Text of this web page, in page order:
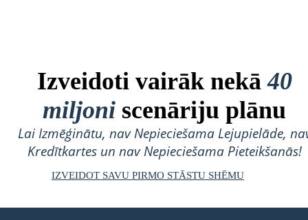
Izveidoti vairāk nekā40
miljoni scenāriju plānu
Lai Izmēģinātu, nav Nepieciešama Lejupielāde,
Kredītkartes un nav Nepieciešama Pieteikšanās!
IZVEIDOT SAVU PIRMO STĀSTU SHĒMU